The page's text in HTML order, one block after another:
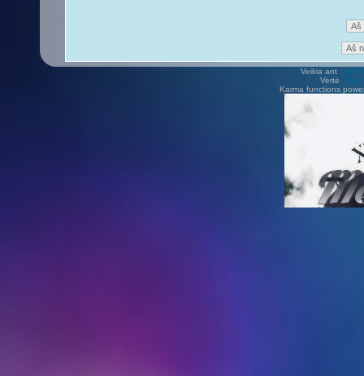
Veikia ant
Vertė Vilius
Karma functions